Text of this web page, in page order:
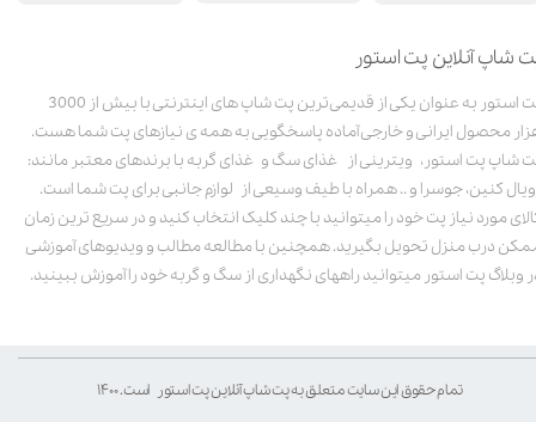
شاپ آنلاین پت استور
پت استور به عنوان یکی از قدیمی‌ترین پت شاپ های اینترنتی با بیش از 3000
محصول ایرانی و خارجی آماده پاسخگویی به همه ی نیازهای پت شما هست.
شاپ پت استور، ویترینی از غذای سگ و غذای گربه با برندهای معتبر مانند:
کنین، جوسرا و .. همراه با طیف وسیعی از لوازم جانبی برای پت شما است.
مورد نیاز پت خود را میتوانید با چند کلیک انتخاب کنید و در سریع ترین زمان
درب منزل تحویل بگیرید. همچنین با مطالعه مطالب و ویدیوهای آموزشی
وبلاگ پت استور میتوانید راههای نگهداری از سگ و گربه خود را آموزش ببینید.
تمام حقوق این سایت متعلق به پت شاپ آنلاین پت استور است. ۱۴۰۰